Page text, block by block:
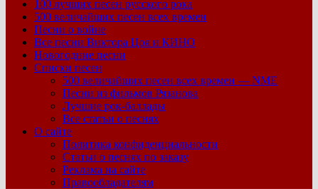
100 лучших песен русского рока
500 величайших песен всех времен
Песни о войне
Все песни Виктора Цоя и КИНО
Новогодние песни
Списки песен
500 величайших песен всех времен — NME
Песни из фильмов Рязанова
Лучшие рок-баллады
Все статьи о песнях
О сайте
Политика конфиденциальности
Статьи о песнях по заказу
Реклама на сайте
Правообладателям